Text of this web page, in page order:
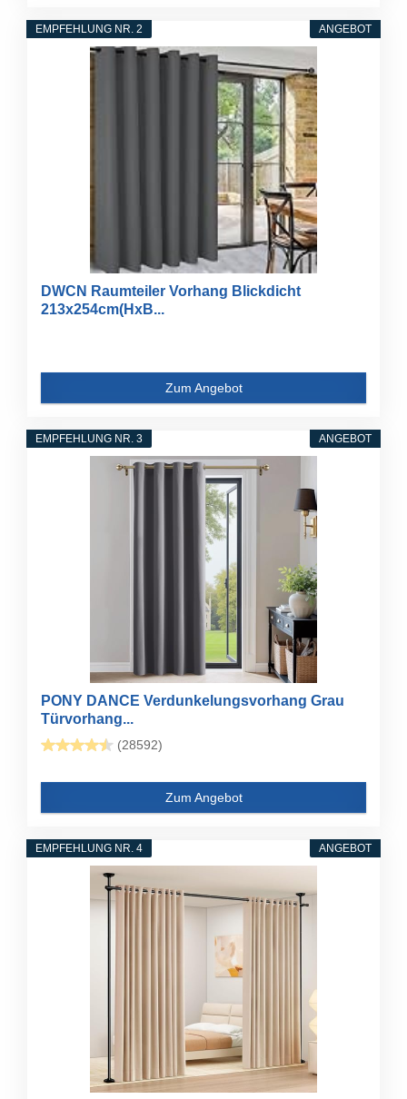
ANGEBOT
EMPFEHLUNG NR. 2
DWCN Raumteiler Vorhang Blickdicht
213x254cm(HxB...
Zum Angebot
ANGEBOT
EMPFEHLUNG NR. 3
PONY DANCE Verdunkelungsvorhang Grau
Türvorhang...
(28592)
Zum Angebot
ANGEBOT
EMPFEHLUNG NR. 4